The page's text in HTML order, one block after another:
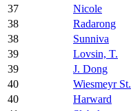
37
Nicole
38
Radarong
38
Sunniva
39
Lovsin, T.
39
J. Dong
40
Wiesmeyr St.
40
Harward